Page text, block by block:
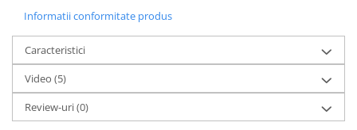
Informatii conformitate produs
Caracteristici
Video (5)
Review-uri(0)